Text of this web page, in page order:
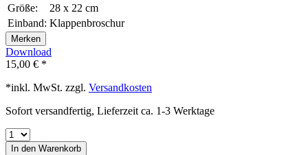
Größe:
28 x 22 cm
Einband: Klappenbroschur
Merken
Download
15,00 € *
*inkl. MwSt. zzgl. Versandkosten
Sofort versandfertig, Lieferzeit ca. 1-3 Werktage
In den Warenkorb